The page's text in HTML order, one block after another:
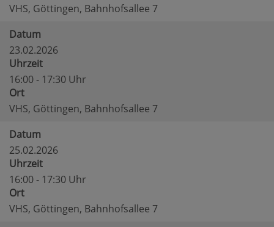
VHS, Göttingen, Bahnhofsallee 7
Datum
23.02.2026
Uhrzeit
16:00 - 17:30 Uhr
Ort
VHS, Göttingen, Bahnhofsallee 7
Datum
25.02.2026
Uhrzeit
16:00 - 17:30 Uhr
Ort
VHS, Göttingen, Bahnhofsallee 7